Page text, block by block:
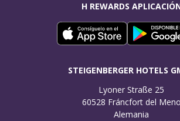
H REWARDS
STEIGENBERGER HOTELS
Lyoner Straße 25
60528 Fráncfort del Meno
Alemania